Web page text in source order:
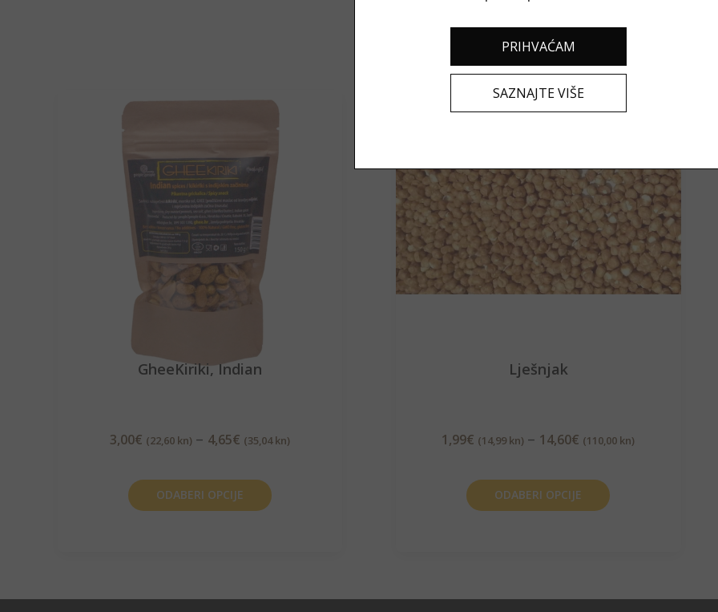
Povezani proizvodi
GheeKiriki, Indian
3,00€ (22,60 kn) – 4,65€ (35,04 kn)
ODABERI OPCIJE
Lješnjak
1,99€ (14,99 kn) – 14,60€ (110,00 kn)
ODABERI OPCIJE
PRIHVAĆAM
SAZNAJTE VIŠE